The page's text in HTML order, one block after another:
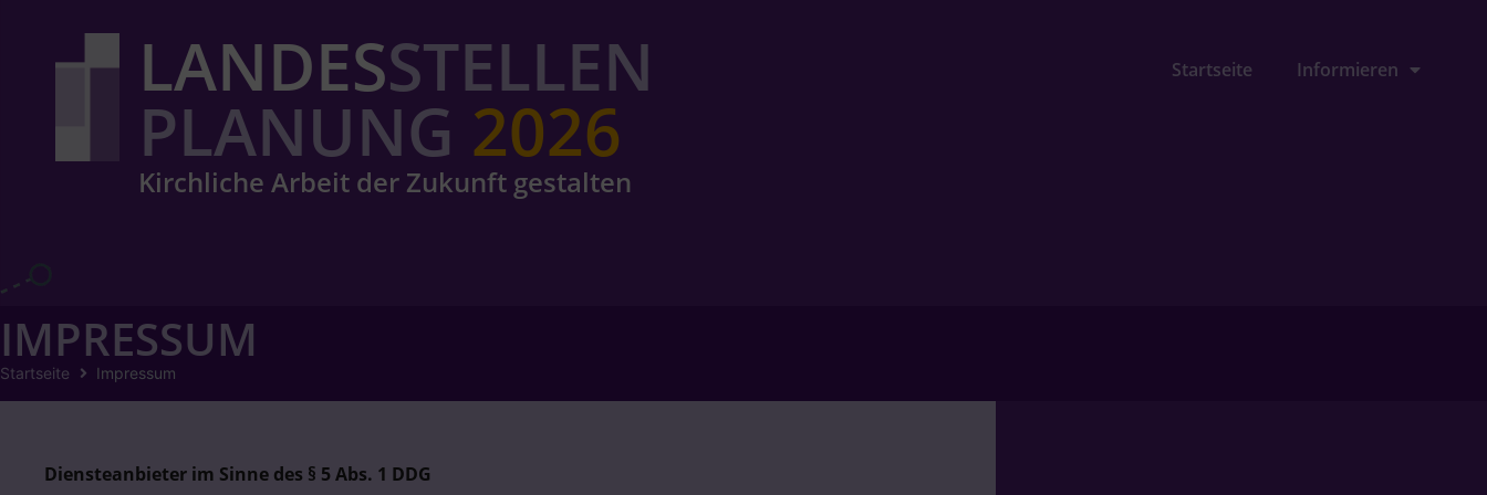
LANDESSTELLEN
PLANUNG 2026
Kirchliche Arbeit der Zukunft gestalten
Startseite Informieren
IMPRESSUM
Startseite Impressum
Diensteanbieter im Sinne des § 5 Abs. 1 DDG